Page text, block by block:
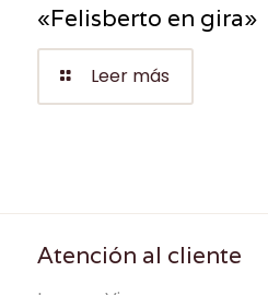
«Felisberto en gira»
Leer más
Atención al cliente